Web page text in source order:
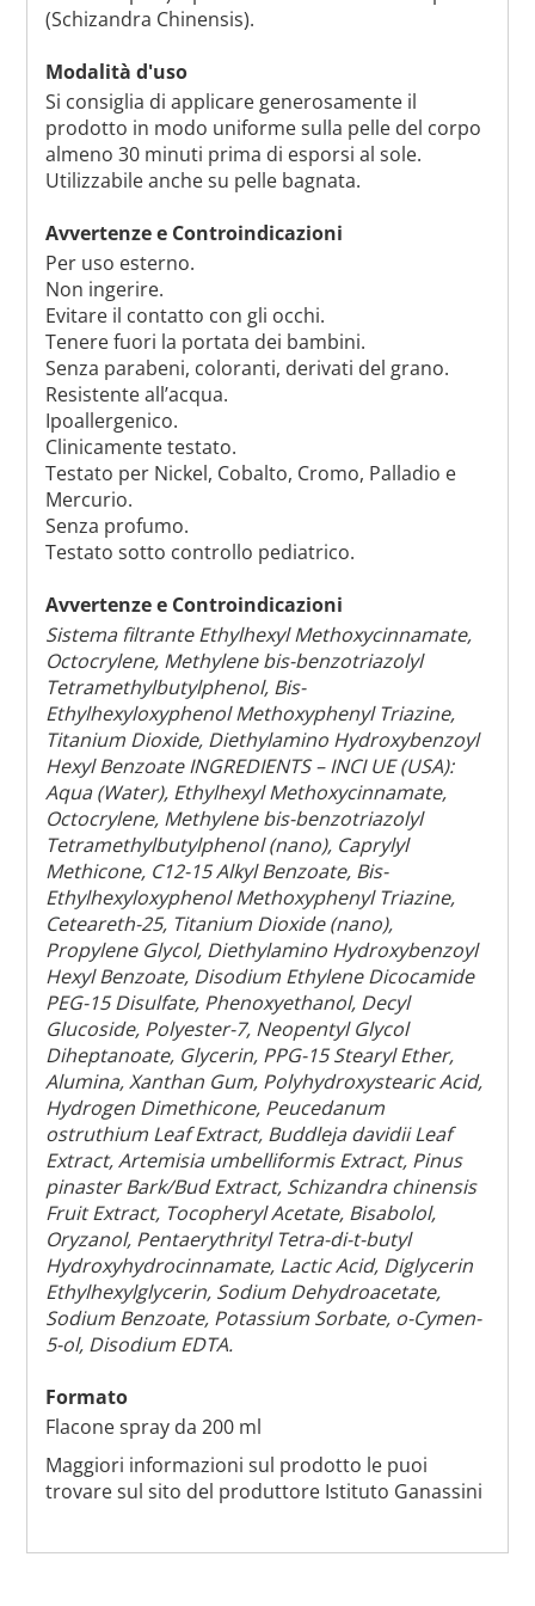
(Schizandra Chinensis).
Modalità d'uso
Si consiglia di applicare generosamente il
prodotto in modo uniforme sulla pelle del corpo
almeno 30 minuti prima di esporsi al sole.
Utilizzabile anche su pelle bagnata.
Avvertenze e Controindicazioni
Per uso esterno.
Non ingerire.
Evitare il contatto con gli occhi.
Tenere fuori la portata dei bambini.
Senza parabeni, coloranti, derivati del grano.
Resistente all’acqua.
Ipoallergenico.
Clinicamente testato.
Testato per Nickel, Cobalto, Cromo, Palladio e
Mercurio.
Senza profumo.
Testato sotto controllo pediatrico.
Avvertenze e Controindicazioni
Sistema filtrante Ethylhexyl Methoxycinnamate,
Octocrylene, Methylene bis-benzotriazolyl
Tetramethylbutylphenol, Bis-
Ethylhexyloxyphenol Methoxyphenyl Triazine,
Titanium Dioxide, Diethylamino Hydroxybenzoyl
Hexyl Benzoate INGREDIENTS – INCI UE (USA):
Aqua (Water), Ethylhexyl Methoxycinnamate,
Octocrylene, Methylene bis-benzotriazolyl
Tetramethylbutylphenol (nano), Caprylyl
Methicone, C12-15 Alkyl Benzoate, Bis-
Ethylhexyloxyphenol Methoxyphenyl Triazine,
Ceteareth-25, Titanium Dioxide (nano),
Propylene Glycol, Diethylamino Hydroxybenzoyl
Hexyl Benzoate, Disodium Ethylene Dicocamide
PEG-15 Disulfate, Phenoxyethanol, Decyl
Glucoside, Polyester-7, Neopentyl Glycol
Diheptanoate, Glycerin, PPG-15 Stearyl Ether,
Alumina, Xanthan Gum, Polyhydroxystearic Acid,
Hydrogen Dimethicone, Peucedanum
ostruthium Leaf Extract, Buddleja davidii Leaf
Extract, Artemisia umbelliformis Extract, Pinus
pinaster Bark/Bud Extract, Schizandra chinensis
Fruit Extract, Tocopheryl Acetate, Bisabolol,
Oryzanol, Pentaerythrityl Tetra-di-t-butyl
Hydroxyhydrocinnamate, Lactic Acid, Diglycerin
Ethylhexylglycerin, Sodium Dehydroacetate,
Sodium Benzoate, Potassium Sorbate, o-Cymen-
5-ol, Disodium EDTA.
Formato
Flacone spray da 200 ml
Maggiori informazioni sul prodotto le puoi
trovare sul sito del produttore Istituto Ganassini